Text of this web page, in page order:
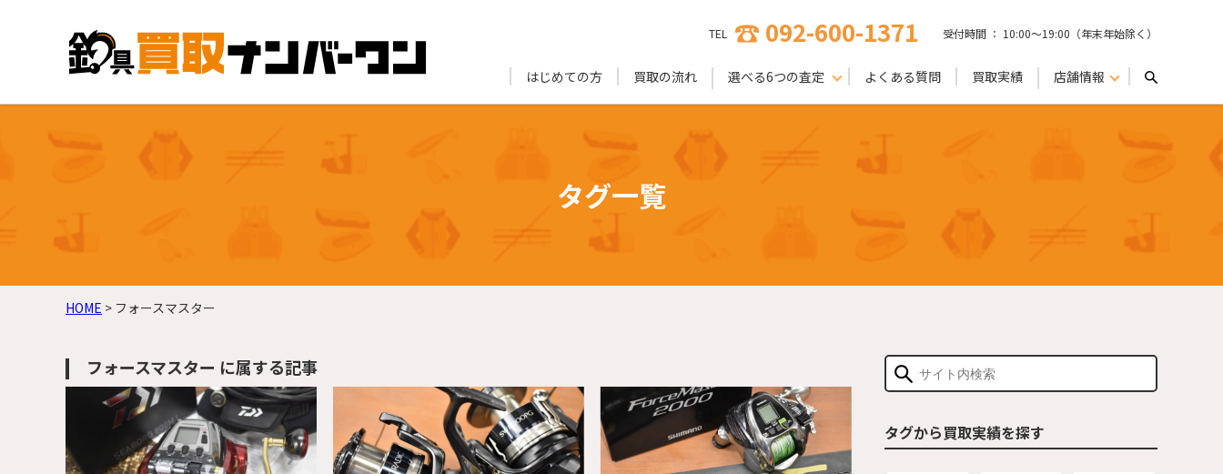
TEL 092-600-1371 受付時間 ： 10:00〜19:00（年末年始除く）
はじめての方 買取の流れ 選べる6つの査定 よくある質問 買取実績 店舗情報
タグ一覧
HOME > フォースマスター
フォースマスター に属する記事
タグから買取実績を探す